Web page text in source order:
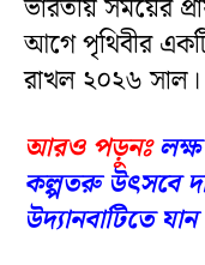
ভারতীয় সময়ের
আগে পৃথিবীর একটি
রাখল ২০২৬ সাল।
আরও পড়ুনঃ
কল্পতরু উৎসবে
উদ্যানবাটিতে যান